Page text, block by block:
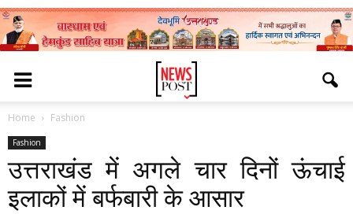
Home Fashion
Fashion
उत्तराखंड में अगले चार दिनों ऊंचाई
इलाकों में बर्फबारी के आसार